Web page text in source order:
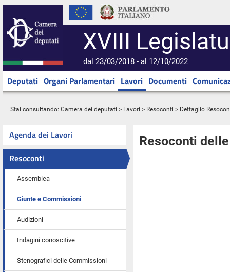
XVIII
dal 23/03/2018 - al 12/10/2022
Deputati Organi Parlamentari Lavori Documenti
Stai consultando: Camera dei deputati > Lavori > Resoconti > Dettaglio
Agenda dei Lavori
Resoconti
Assemblea
Giunte e Commissioni
Audizioni
Indagini conoscitive
Stenografici delle Commissioni
Resoconti